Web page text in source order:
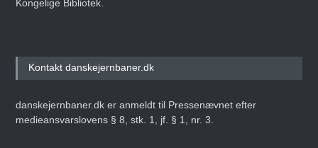
Kongelige Bibliotek.
Kontakt danskejernbaner.dk
danskejernbaner.dk er anmeldt til Pressenævnet efter
medieansvarslovens § 8, stk. 1, jf. § 1, nr. 3.